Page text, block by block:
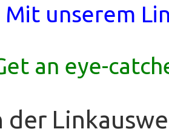
Mit unserem
an eye-
der